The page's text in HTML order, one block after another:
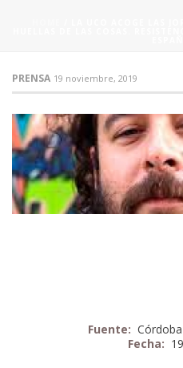
PRENSA 19 noviembre, 2019
Fuente:
Fecha: